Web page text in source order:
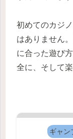
初めてのカジ
はありません
に合った遊び
全に、そして
ギャン